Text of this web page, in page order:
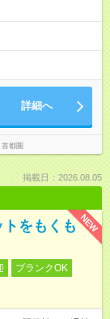
詳細へ
都圏
掲載日：2026.08.05
NEW
をもくも
ブランクOK